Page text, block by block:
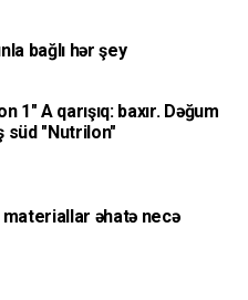
bağlı hər şey
1" A qarışıq: baxır. Dəğum
süd "Nutrilon"
əhatə necə